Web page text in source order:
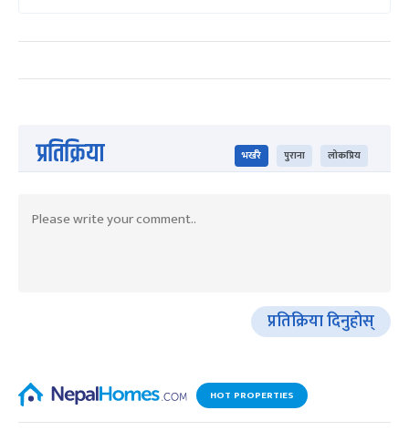
प्रतिक्रिया भर्खरै पुराना लोकप्रिय
प्रतिक्रिया दिनुहोस्
HOT PROPERTIES